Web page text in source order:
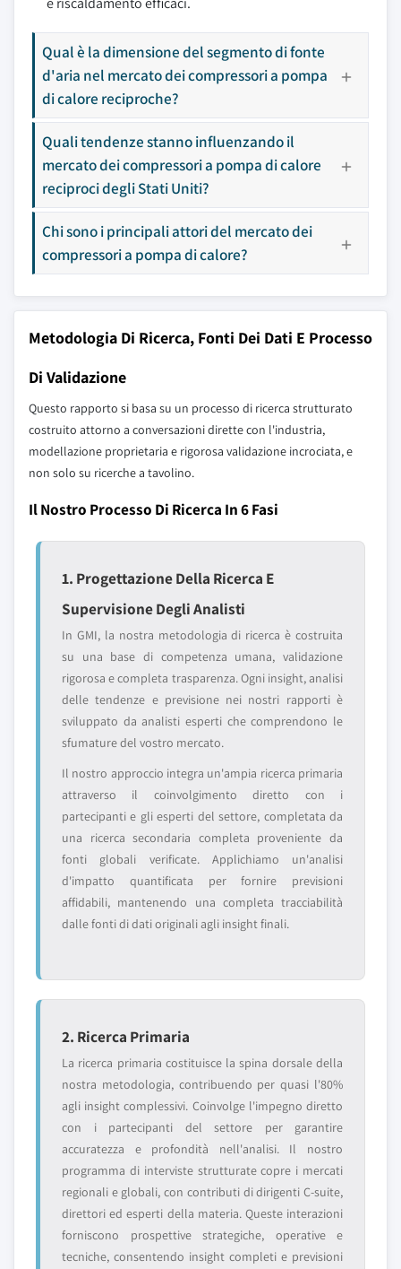
Qual è la dimensione del segmento di fonte
d'aria nel mercato dei compressori a pompa
di calore reciproche?
Quali tendenze stanno influenzando il
mercato dei compressori a pompa di calore
reciproci degli Stati Uniti?
Chi sono i principali attori del mercato dei
compressori a pompa di calore?
Metodologia Di Ricerca, Fonti Dei Dati E Processo
Di Validazione
Questo rapporto si basa su un processo di ricerca strutturato
costruito attorno a conversazioni dirette con l'industria,
modellazione proprietaria e rigorosa validazione incrociata, e
non solo su ricerche a tavolino.
Il Nostro Processo Di Ricerca In 6 Fasi
1. Progettazione Della Ricerca E
Supervisione Degli Analisti
In GMI, la nostra metodologia di ricerca è costruita
su una base di competenza umana, validazione
rigorosa e completa trasparenza. Ogni insight, analisi
delle tendenze e previsione nei nostri rapporti è
sviluppato da analisti esperti che comprendono le
sfumature del vostro mercato.
Il nostro approccio integra un'ampia ricerca primaria
attraverso il coinvolgimento diretto con i
partecipanti e gli esperti del settore, completata da
una ricerca secondaria completa proveniente da
fonti globali verificate. Applichiamo un'analisi
d'impatto quantificata per fornire previsioni
affidabili, mantenendo una completa tracciabilità
dalle fonti di dati originali agli insight finali.
2. Ricerca Primaria
La ricerca primaria costituisce la spina dorsale della
nostra metodologia, contribuendo per quasi l'80%
agli insight complessivi. Coinvolge l'impegno diretto
con i partecipanti del settore per garantire
accuratezza e profondità nell'analisi. Il nostro
programma di interviste strutturate copre i mercati
regionali e globali, con contributi di dirigenti C-suite,
direttori ed esperti della materia. Queste interazioni
forniscono prospettive strategiche, operative e
tecniche, consentendo insight completi e previsioni